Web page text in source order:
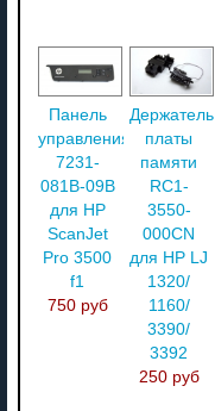
Панель
управления
7231-
081B-09B
для HP
ScanJet
Pro 3500
f1
750 руб
Держатель
платы
памяти
RC1-
3550-
000CN
для HP LJ
1320/
1160/
3390/
3392
250 руб